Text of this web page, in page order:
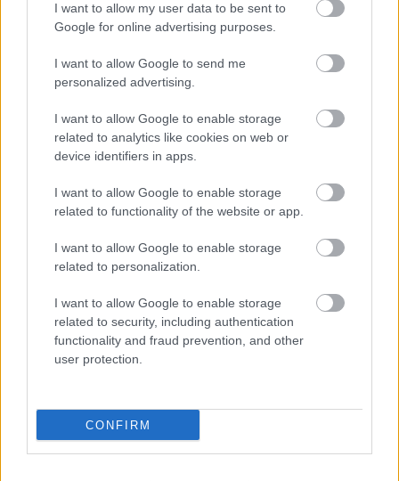
I want to allow my user data to be sent to
Google for online advertising purposes.
I want to allow Google to send me
personalized advertising.
I want to allow Google to enable storage
related to analytics like cookies on web or
device identifiers in apps.
I want to allow Google to enable storage
related to functionality of the website or app.
I want to allow Google to enable storage
related to personalization.
I want to allow Google to enable storage
related to security, including authentication
functionality and fraud prevention, and other
user protection.
CONFIRM
Felkészülési szezon 4. mérkőzés
Nya Ullevi, Göteborg
1 nap 10 óra 27 perc 5 másodperc
Leeds UnitedvsManchester United2026-08-12 20:30
Manchester United
ELŐZŐ MÉRKŐZÉSEK
Támogatás
Támogasd adományoddal
a ManUtdFanatics.hu működését!